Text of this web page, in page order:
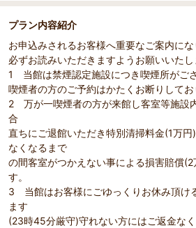
プラン内容紹介
お申込みされるお客様へ重要なご案内にな
必ずお読みいただきますようお願いいたし
1 当館は禁煙認定施設につき喫煙所がご
喫煙者の方のご予約はかたくお断りしてお
2 万が一喫煙者の方が来館し客室等施設
合
直ちにご退館いただき特別清掃料金(1万
なくなるまで
の間客室がつかえない事による損害賠償
す。
3 当館はお客様にごゆっくりお休み頂け
ます
(23時45分厳守)守れない方にはご返金なく